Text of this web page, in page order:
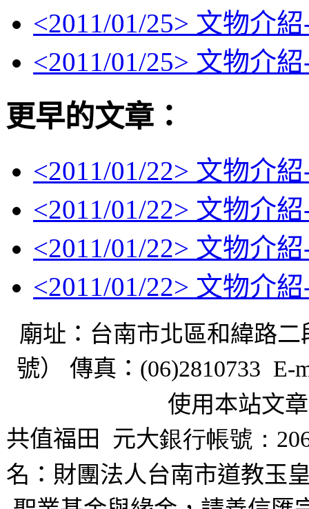
<2011/01/25> 文物介
<2011/01/25> 文物介
更早的文章：
<2011/01/22> 文物介
<2011/01/22> 文物介
<2011/01/22> 文物介
<2011/01/22> 文物介
廟址：台南市北區和緯路二
號） 傳真： (06)2810733 E-
使用本站文
共值福田
元大銀行帳號：
名：財團法人台南市道教玉